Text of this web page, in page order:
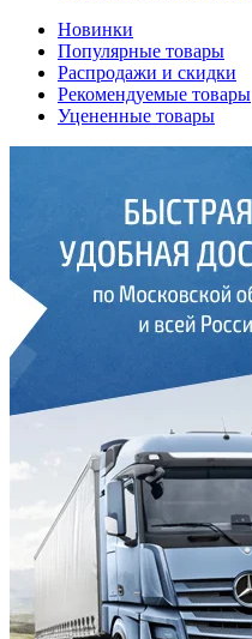
Новинки
Популярные товары
Распродажи и скидки
Рекомендуемые товары
Уцененные товары